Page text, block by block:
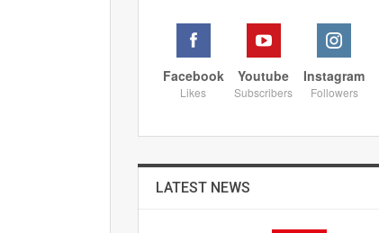
Facebook
Likes
Youtube
Subscribers
Instagram
Followers
LATEST NEWS